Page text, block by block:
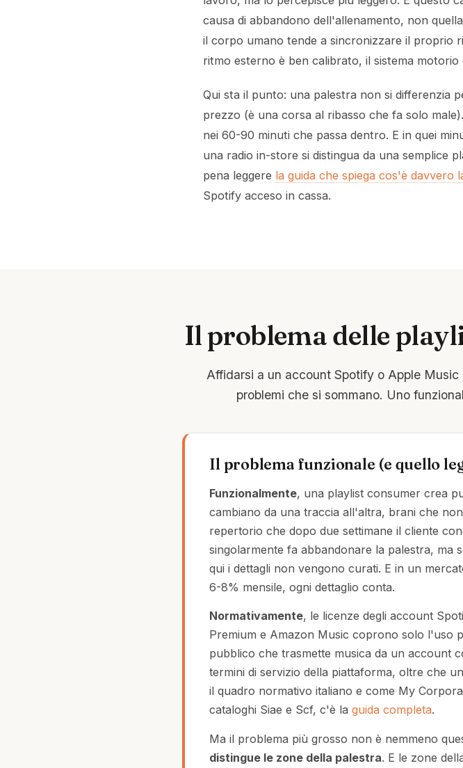
causa di abbandono dell'allenamento, non
il corpo umano tende a sincronizzare il proprio
ritmo esterno è ben calibrato, il sistema motorio
Qui sta il punto: una palestra non si differenzia
prezzo (è una corsa al ribasso che fa solo
nei 60-90 minuti che passa dentro. E in quei
una radio in-store si distingua da una semplice
pena leggere la guida che spiega cos'è davvero
Spotify acceso in cassa.
Il problema delle
Affidarsi a un account Spotify o Apple
problemi che si sommano. Uno
Il problema funzionale (e quello
Funzionalmente, una playlist consumer crea
cambiano da una traccia all'altra, brani che
repertorio che dopo due settimane il cliente
singolarmente fa abbandonare la palestra, ma
qui i dettagli non vengono curati. E in un
6-8% mensile, ogni dettaglio conta.
Normativamente, le licenze degli account
Premium e Amazon Music coprono solo l'uso
pubblico che trasmette musica da un account
termini di servizio della piattaforma, oltre che
il quadro normativo italiano e come My
cataloghi Siae e Scf, c'è laguida completa.
Ma il problema più grosso non è nemmeno
distingue le zone della palestra. E le zone